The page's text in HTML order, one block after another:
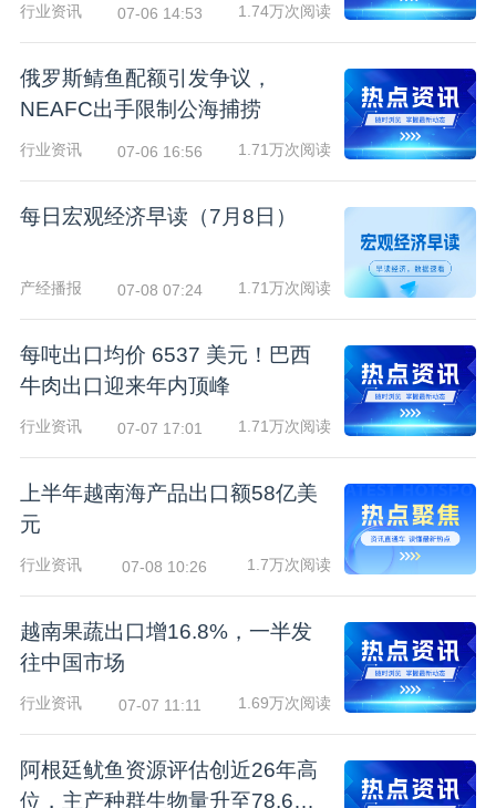
行业资讯 07-06 14:53 1.74万次阅读
俄罗斯鲭鱼配额引发争议，
NEAFC出手限制公海捕捞
行业资讯 07-06 16:56 1.71万次阅读
每日宏观经济早读（7月8日）
产经播报 07-08 07:24 1.71万次阅读
每吨出口均价 6537 美元！巴西
牛肉出口迎来年内顶峰
行业资讯 07-07 17:01 1.71万次阅读
上半年越南海产品出口额58亿美
元
行业资讯 07-08 10:26 1.7万次阅读
越南果蔬出口增16.8%，一半发
往中国市场
行业资讯 07-07 11:11 1.69万次阅读
阿根廷鱿鱼资源评估创近26年高
位，主产种群生物量升至78.6万